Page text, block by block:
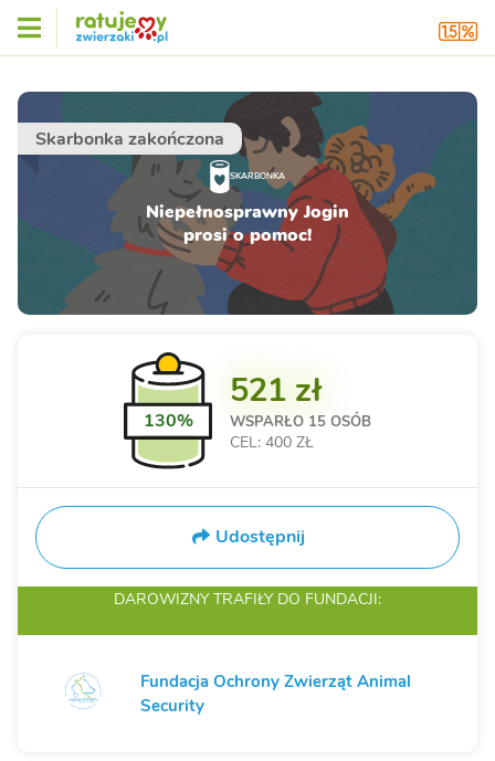
Skarbonka zakończona
SKARBONKA
Niepełnosprawny Jogin
prosi o pomoc!
130%
521 zł
WSPARŁO 15 OSÓB
CEL: 400 ZŁ
Udostępnij
DAROWIZNY TRAFIŁY DO FUNDACJI:
Fundacja Ochrony Zwierząt Animal
Security